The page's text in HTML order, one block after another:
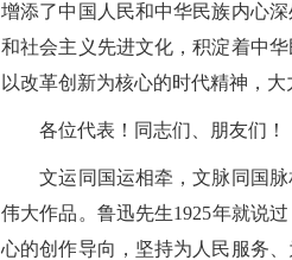
增添了中国人民和中华民族内心
和社会主义先进文化，积淀着中
以改革创新为核心的时代精神，
各位代表！同志们、朋友们！
文运同国运相牵，文脉同国脉
伟大作品。鲁迅先生1925年就说
心的创作导向，坚持为人民服务